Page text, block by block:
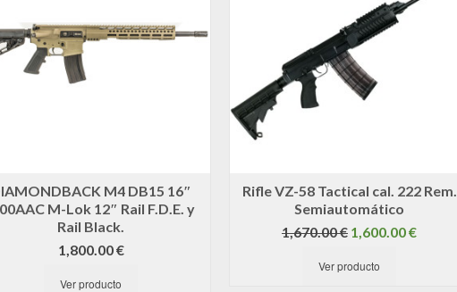
M4 DB15 16″
M-Lok 12″ Rail F.D.E. y
Rail Black.
1,800.00€
Ver producto
Rifle VZ-58 Tactical cal. 222 Rem.
Semiautomático
1,670.00€ El
original
1,600.00€El
Ver producto